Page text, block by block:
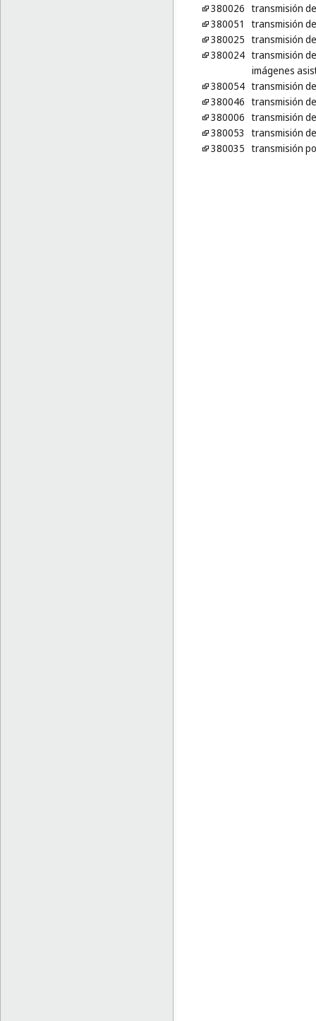
380026 transmisión
380051
transmisión
380025 transmisión
380024 transmisión
imágenes
380054 transmisión
380046 transmisión
380006 transmisión
380053
transmisión
380035 transmisión